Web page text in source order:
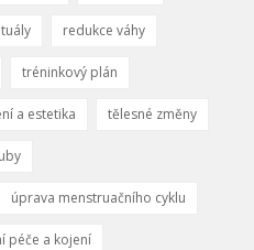
redukce váhy
tréninkový plán
a estetika tělesné změny
úprava menstruačního cyklu
péče a kojení